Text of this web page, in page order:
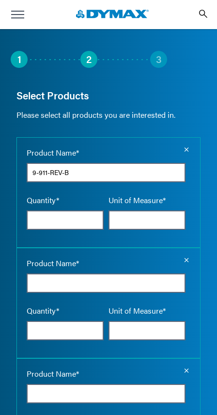
1 2 3
Select Products
Please select all products you are interested in.
Product Name*
Quantity* Unit of Measure*
Product Name*
Quantity* Unit of Measure*
Product Name*